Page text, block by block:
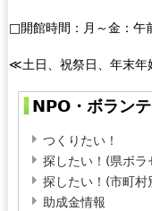
□開館時間：月～金：午
≪土日、祝祭日、年末
NPO・ボラン
つくりたい！
探したい！(県ボラ
探したい！(市町
助成金情報